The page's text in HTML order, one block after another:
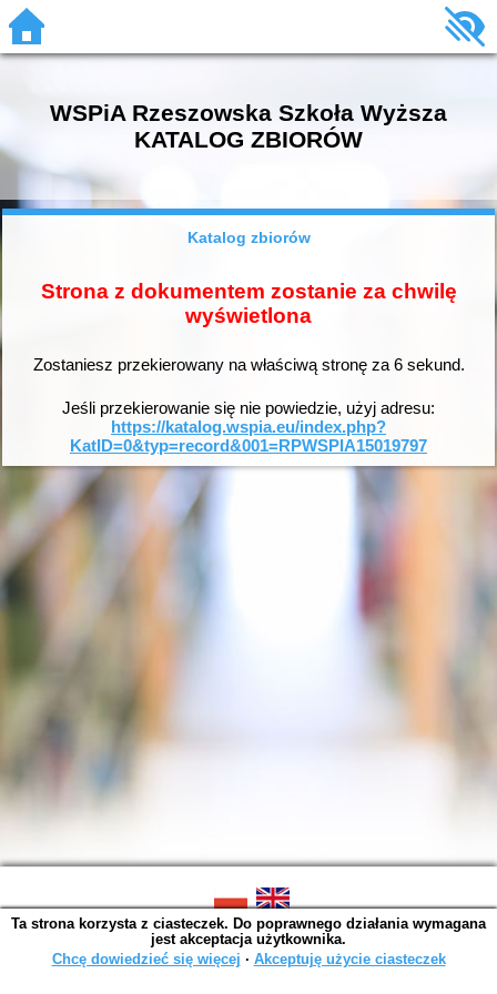
WSPiA Rzeszowska Szkoła Wyższa
KATALOG ZBIORÓW
Katalog zbiorów
Strona z dokumentem zostanie za chwilę
wyświetlona
Zostaniesz przekierowany na właściwą stronę za 6sekund.
Jeśli przekierowanie się nie powiedzie, użyj adresu:
https://katalog.wspia.eu/index.php?
KatID=0&typ=record&001=RPWSPIA15019797
SOWA OPAC v. 6.11.10 (2026-07-24)
Wygenerowano w 0,0029 s.
Ta strona korzysta z ciasteczek. Do poprawnego działania wymagana
jest akceptacja użytkownika.
Chcę dowiedzieć się więcej ∙ Akceptuję użycie ciasteczek